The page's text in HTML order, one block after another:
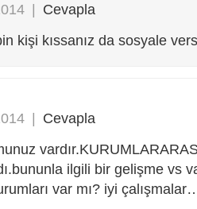
| Cevapla
kişi kıssanız da sosyale
| Cevapla
ilgili bir gelişme vs
var mı? iyi